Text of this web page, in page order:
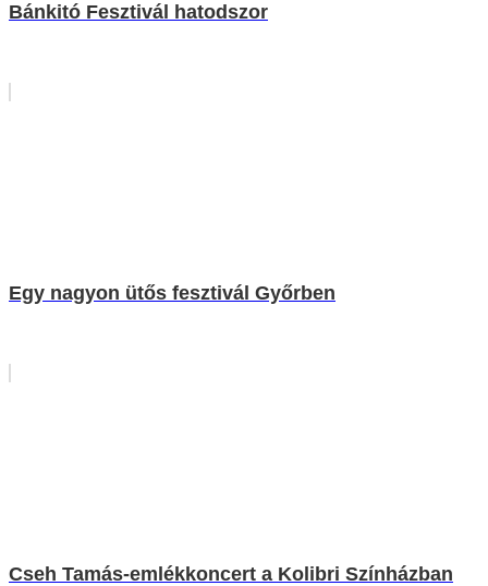
Bánkitó Fesztivál hatodszor
Egy nagyon ütős fesztivál Győrben
Cseh Tamás-emlékkoncert a Kolibri Színházban